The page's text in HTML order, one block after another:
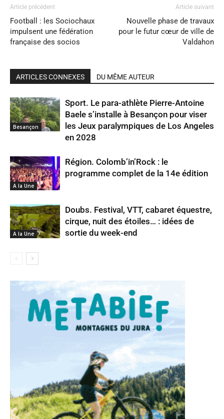
Article précédent
Football : les Sociochaux
impulsent une fédération
française des socios
Article suivant
Nouvelle phase de travaux
pour le futur cœur de ville de
Valdahon
ARTICLES CONNEXES DU MÊME AUTEUR
Besançon
Sport. Le para-athlète Pierre-Antoine
Baele s’installe à Besançon pour viser
les Jeux paralympiques de Los Angeles
en 2028
A la Une
Région. Colomb’in’Rock : le
programme complet de la 14e édition
A la Une
Doubs. Festival, VTT, cabaret équestre,
cirque, nuit des étoiles… : idées de
sortie du week-end